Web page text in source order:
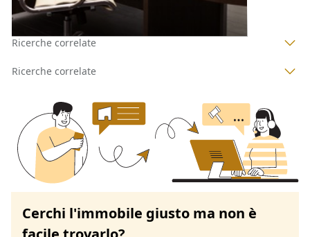
Ricerche correlate
Ricerche correlate
Cerchi l'immobile giusto ma non è